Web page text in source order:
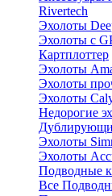
Rivertech
Эхолоты
Эхолоты с
Картплоттер
Эхолоты
Эхолоты
Эхолоты
Недорогие
Эхолоты
Эхолоты
Подводные
Все